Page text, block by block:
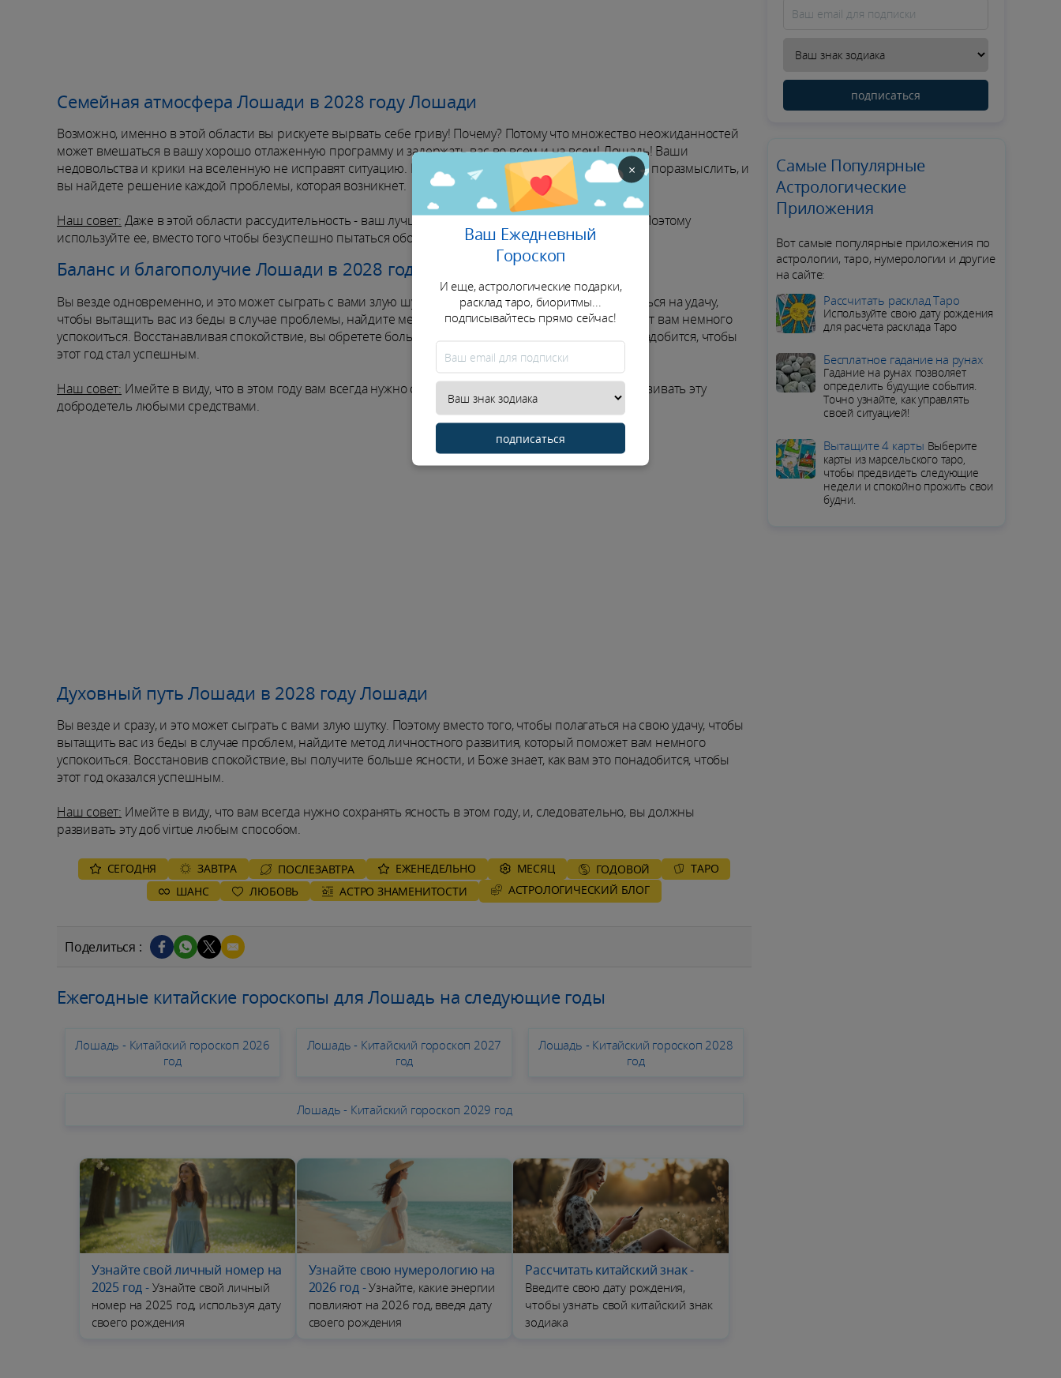
Семейная атмосфера Лошади в 2028 году Лошади
Возможно, именно в этой области вы рискуете вырвать себе гриву! Почему? Потому что множество неожиданностей
может вмешаться в вашу хорошо отлаженную программу и задержать вас во всем и на всем! Лошадь! Ваши
недовольства и крики на вселенную не исправят ситуацию. Поэтому найдите время, чтобы спокойно поразмыслить, и
вы найдете решение каждой проблемы, которая возникнет.
Наш совет: Даже в этой области рассудительность - ваш лучший союзник в любых обстоятельствах. Поэтому
используйте ее, вместо того чтобы безуспешно пытаться обойти препятствие.
Баланс и благополучие Лошади в 2028 году Лошади
Вы везде одновременно, и это может сыграть с вами злую шутку. Поэтому вместо того, чтобы полагаться на удачу,
чтобы вытащить вас из беды в случае проблемы, найдите метод личностного роста, который поможет вам немного
успокоиться. Восстанавливая спокойствие, вы обретете больше ясности, и Бог знает, как вам это понадобится, чтобы
этот год стал успешным.
Наш совет: Имейте в виду, что в этом году вам всегда нужно сохранять ясность и, следовательно, развивать эту
добродетель любыми средствами.
Духовный путь Лошади в 2028 году Лошади
Вы везде и сразу, и это может сыграть с вами злую шутку. Поэтому вместо того, чтобы полагаться на свою удачу, чтобы
вытащить вас из беды в случае проблем, найдите метод личностного развития, который поможет вам немного
успокоиться. Восстановив спокойствие, вы получите больше ясности, и Боже знает, как вам это понадобится, чтобы
этот год оказался успешным.
Наш совет: Имейте в виду, что вам всегда нужно сохранять ясность в этом году, и, следовательно, вы должны
развивать эту доб virtue любым способом.
СЕГОДНЯ ЗАВТРА ПОСЛЕЗАВТРА ЕЖЕНЕДЕЛЬНО MЕСЯЦ ГОДОВОЙ
ТАРО
ШАНС
ЛЮБОВЬ АСТРО ЗНАМЕНИТОСТИ AСТРОЛОГИЧЕСКИЙ БЛОГ
Поделиться :
Ежегодные китайские гороскопы для Лошадь на следующие годы
Лошадь - Китайский гороскоп 2026
год
Лошадь - Китайский гороскоп 2027
год
Лошадь - Китайский гороскоп 2028
год
Лошадь - Китайский гороскоп 2029 год
Узнайте свой личный номер на
2025 год- Узнайте свой личный
номер на 2025 год, используя дату
своего рождения
Узнайте свою нумерологию на
2026 год-Узнайте, какие энергии
повлияют на 2026 год, введя дату
своего рождения
Рассчитать китайский знак-
Введите свою дату рождения,
чтобы узнать свой китайский знак
зодиака
подписаться
Самые Популярные
Астрологические
Приложения
Вот самые популярные приложения по
астрологии, таро, нумерологии и другие
на сайте:
Рассчитать расклад Таро
Используйте свою дату рождения
для расчета расклада Таро
Бесплатное гадание на рунах
Гадание на рунах позволяет
определить будущие события.
Точно узнайте, как управлять
своей ситуацией!
Вытащите 4 карты Выберите
карты из марсельского таро,
чтобы предвидеть следующие
недели и спокойно прожить свои
будни.
×
Ваш Ежедневный
Гороскоп
И еще, астрологические подарки,
расклад таро, биоритмы...
подписывайтесь прямо сейчас!
подписаться